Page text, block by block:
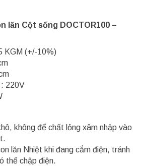
Cột sống DOCTOR100 –
KGM (+/-10%)
220V
không để chất lỏng xâm nhập vào
lăn Nhiệt khi đang cắm điện, tránh
thể chập điện.